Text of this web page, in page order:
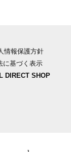
情報保護方針
に基づく表示
DIRECT SHOP